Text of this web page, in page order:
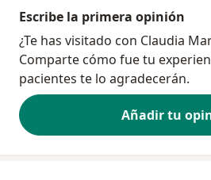
Escribe la primera opinión
¿Te has visitado con Claudia
Comparte cómo fue tu
pacientes te lo agradecerán.
Añadir tu